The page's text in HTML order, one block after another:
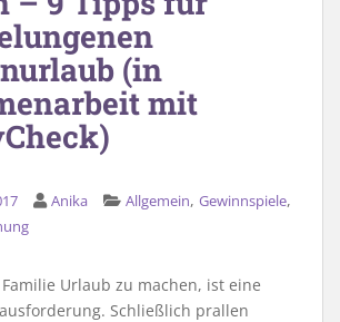
(in
mit
Anika Allgemein, Gewinnspiele,
Urlaub zu machen, ist eine
Schließlich prallen